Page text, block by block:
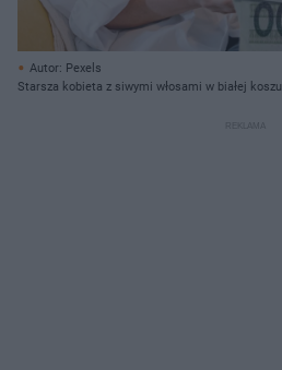
Autor: Pexels
Starsza kobieta z siwymi włosami w białej
nadchodzącą waloryzację 13. i 14. emerytury w